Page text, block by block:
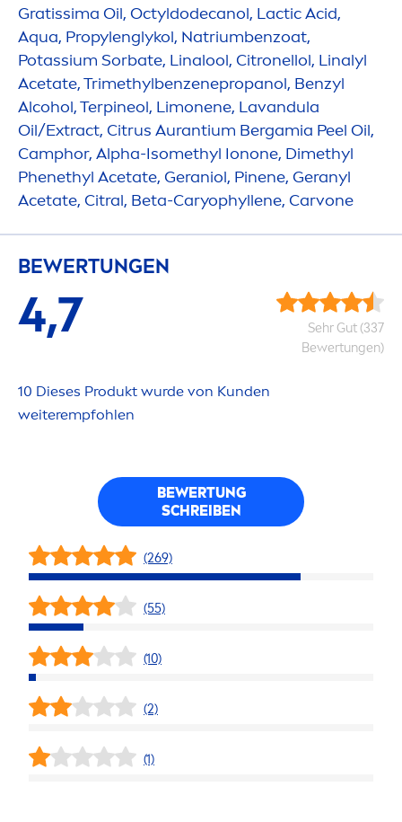
Gratissima Oil, Octyldodecanol, Lactic Acid,
Aqua, Propylenglykol, Natriumbenzoat,
Potassium Sorbate, Linalool, Citronellol, Linalyl
Acetate, Trimethylbenzenepropanol, Benzyl
Alcohol, Terpineol, Limonene, Lavandula
Oil/Extract, Citrus Aurantium Bergamia Peel Oil,
Camphor, Alpha-Isomethyl Ionone, Dimethyl
Phenethyl Acetate, Geraniol, Pinene, Geranyl
Acetate, Citral, Beta-Caryophyllene, Carvone
BEWERTUNGEN
4,7
Sehr Gut (337
Bewertungen)
10 Dieses Produkt wurde von Kunden
weiterempfohlen
BEWERTUNG
SCHREIBEN
(269)
(55)
(10)
(2)
(1)